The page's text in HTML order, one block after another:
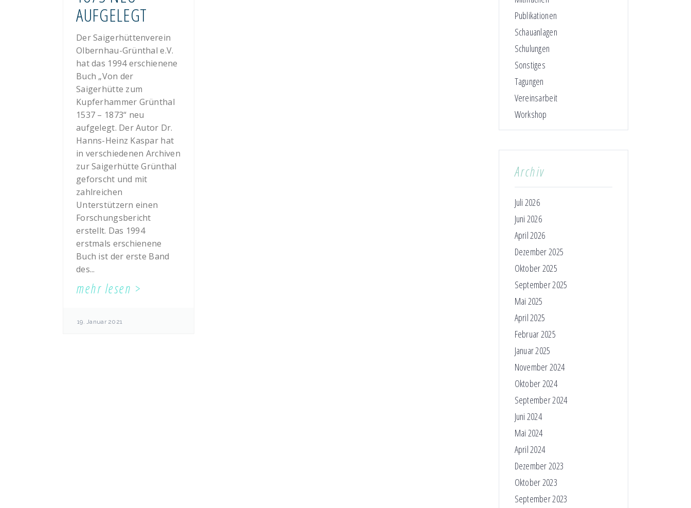
AUFGELEGT
Der Saigerhüttenverein
Olbernhau-Grünthal e.V.
hat das 1994 erschienene
Buch „Von der
Saigerhütte zum
Kupferhammer Grünthal
1537 – 1873“ neu
aufgelegt. Der Autor Dr.
Hanns-Heinz Kaspar hat
in verschiedenen Archiven
zur Saigerhütte Grünthal
geforscht und mit
zahlreichen
Unterstützern einen
Forschungsbericht
erstellt. Das 1994
erstmals erschienene
Buch ist der erste Band
des...
mehr lesen
19. Januar 2021
Publikationen
Schauanlagen
Schulungen
Sonstiges
Tagungen
Vereinsarbeit
Workshop
Archiv
Juli 2026
Juni 2026
April 2026
Dezember 2025
Oktober 2025
September 2025
Mai 2025
April 2025
Februar 2025
Januar 2025
November 2024
Oktober 2024
September 2024
Juni 2024
Mai 2024
April 2024
Dezember 2023
Oktober 2023
September 2023